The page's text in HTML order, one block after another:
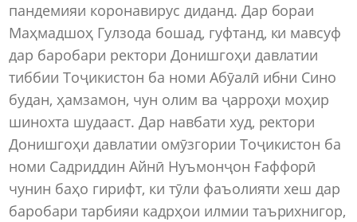
пандемияи коронавирус диданд. Дар бораи
Маҳмадшоҳ Гулзода бошад, гуфтанд, ки мавсуф
дар баробари ректори Донишгоҳи давлатии
тиббии Тоҷикистон ба номи Абӯалӣ ибни Сино
будан, ҳамзамон, чун олим ва ҷарроҳи моҳир
шинохта шудааст. Дар навбати худ, ректори
Донишгоҳи давлатии омӯзгории Тоҷикистон ба
номи Садриддин Айнӣ Нуъмонҷон Ғаффорӣ
чунин баҳо гирифт, ки тӯли фаъолияти хеш дар
баробари тарбияи кадрҳои илмии таърихнигор,